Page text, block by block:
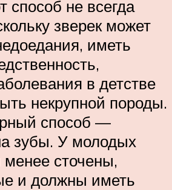
способ не всегда
зверек может
иметь
в детстве
некрупной породы.
способ —
зубы. У молодых
менее сточены,
и должны иметь